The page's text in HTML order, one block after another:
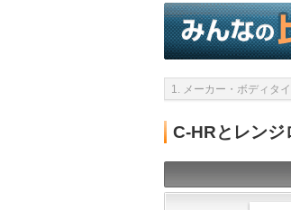
1. メーカー・ボディタ
C-HRとレンジ